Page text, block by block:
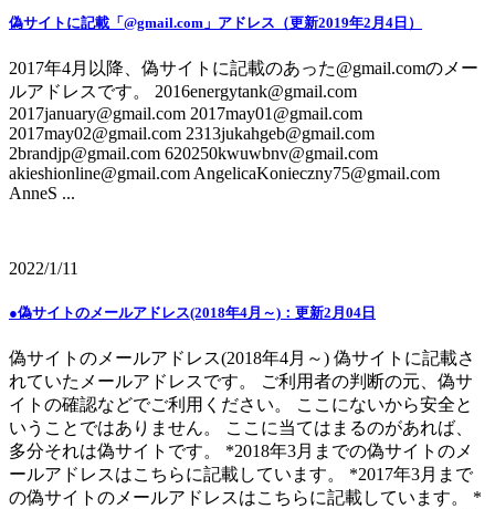
偽サイトに記載「@gmail.com」アドレス（更新2019年2月4日）
2017年4月以降、偽サイトに記載のあった@gmail.comのメー
ルアドレスです。 2016energytank@gmail.com
2017january@gmail.com 2017may01@gmail.com
2017may02@gmail.com 2313jukahgeb@gmail.com
2brandjp@gmail.com 620250kwuwbnv@gmail.com
akieshionline@gmail.com AngelicaKonieczny75@gmail.com
AnneS ...
2022/1/11
●偽サイトのメールアドレス(2018年4月～)：更新2月04日
偽サイトのメールアドレス(2018年4月～) 偽サイトに記載さ
れていたメールアドレスです。 ご利用者の判断の元、偽サ
イトの確認などでご利用ください。 ここにないから安全と
いうことではありません。 ここに当てはまるのがあれば、
多分それは偽サイトです。 *2018年3月までの偽サイトのメ
ールアドレスはこちらに記載しています。 *2017年3月まで
の偽サイトのメールアドレスはこちらに記載しています。 *